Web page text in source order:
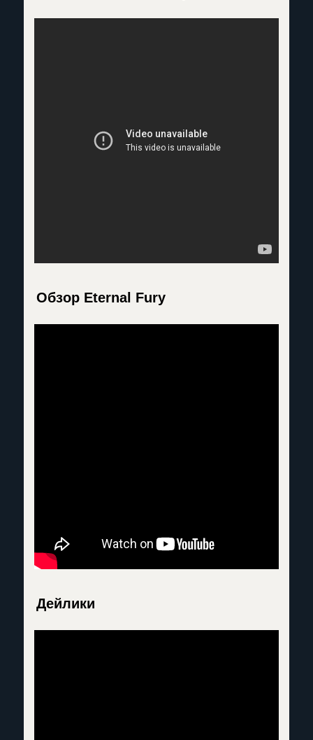
Обзор Eternal Fury
Дейлики